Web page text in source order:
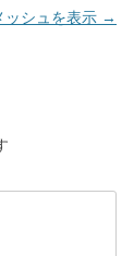
ッシュを表示 →